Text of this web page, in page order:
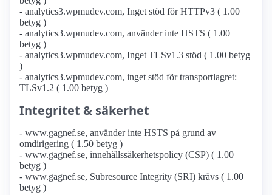
- analytics3.wpmudev.com, Inget stöd för HTTPv3 ( 1.00
betyg )
- analytics3.wpmudev.com, använder inte HSTS ( 1.00
betyg )
- analytics3.wpmudev.com, Inget TLSv1.3 stöd ( 1.00 betyg
)
- analytics3.wpmudev.com, inget stöd för transportlagret:
TLSv1.2 ( 1.00 betyg )
Integritet & säkerhet
- www.gagnef.se, använder inte HSTS på grund av
omdirigering ( 1.50 betyg )
- www.gagnef.se, innehållssäkerhetspolicy (CSP) ( 1.00
betyg )
- www.gagnef.se, Subresource Integrity (SRI) krävs ( 1.00
betyg )